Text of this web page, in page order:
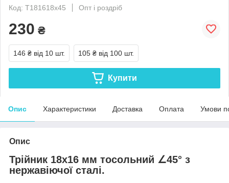
Код: Т181618х45
Опт і роздріб
230 ₴
146 ₴ від 10 шт. 105 ₴ від 100 шт.
Купити
Опис Характеристики Доставка Оплата Умови
Опис
Трійник 18x16 мм тосольний ∠45° з
нержавіючої сталі.